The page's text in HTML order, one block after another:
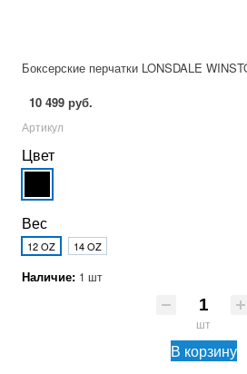
Боксерские перчатки LONSDALE
10 499 руб.
Артикул
Цвет
Вес
12 OZ 14 OZ
Наличие: 1 шт
шт
В корзину